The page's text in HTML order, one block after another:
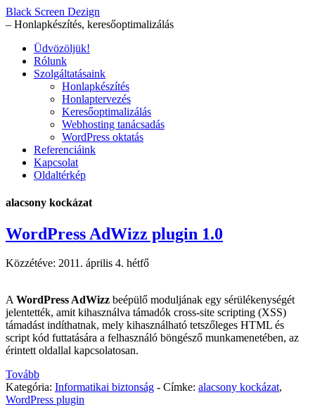
Black Screen Dezign
– Honlapkészítés, keresőoptimalizálás
Üdvözöljük!
Rólunk
Szolgáltatásaink
Honlapkészítés
Honlaptervezés
Keresőoptimalizálás
Webhosting tanácsadás
WordPress oktatás
Referenciáink
Kapcsolat
Oldaltérkép
alacsony kockázat
WordPress AdWizz plugin 1.0
Közzétéve: 2011. április 4. hétfő
AWordPress AdWizz beépülő moduljának egy sérülékenységét
jelentették, amit kihasználva támadók cross-site scripting (XSS)
támadást indíthatnak, mely kihasználható tetszőleges HTML és
script kód futtatására a felhasználó böngésző munkamenetében, az
érintett oldallal kapcsolatosan.
Tovább
Kategória: Informatikai biztonság - Címke: alacsony kockázat,
WordPress plugin